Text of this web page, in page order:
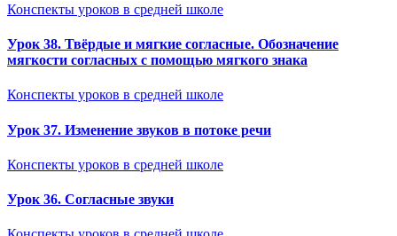
Конспекты уроков в средней школе
Урок 38. Твёрдые и мягкие согласные. Обозначение
мягкости согласных с помощью мягкого знака
Конспекты уроков в средней школе
Урок 37. Изменение звуков в потоке речи
Конспекты уроков в средней школе
Урок 36. Согласные звуки